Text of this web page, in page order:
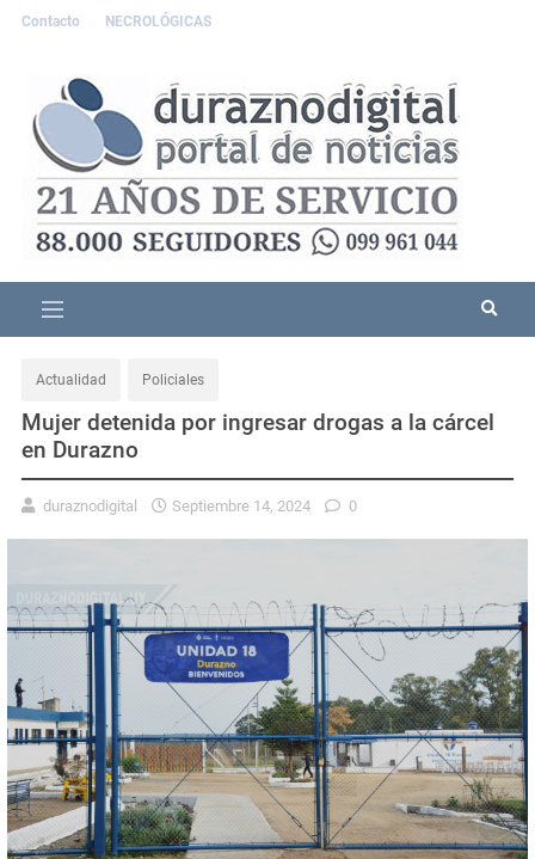
Contacto NECROLÓGICAS
Actualidad Policiales
Mujer detenida por ingresar drogas a la cárcel
en Durazno
duraznodigital Septiembre 14, 2024 0